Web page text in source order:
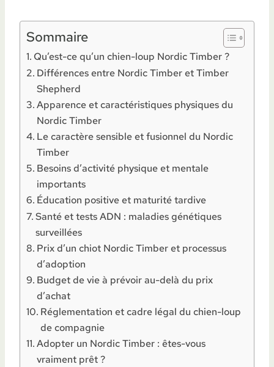
Sommaire
Qu’est-ce qu’un chien-loup Nordic Timber ?
Différences entre Nordic Timber et Timber
Shepherd
Apparence et caractéristiques physiques du
Nordic Timber
Le caractère sensible et fusionnel du Nordic
Timber
Besoins d’activité physique et mentale
importants
Éducation positive et maturité tardive
Santé et tests ADN : maladies génétiques
surveillées
Prix d’un chiot Nordic Timber et processus
d’adoption
Budget de vie à prévoir au-delà du prix
d’achat
Réglementation et cadre légal du chien-loup
de compagnie
Adopter un Nordic Timber : êtes-vous
vraiment prêt ?